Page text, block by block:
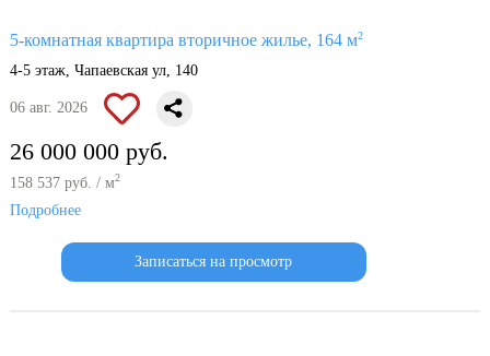
5-комнатная квартира вторичное жилье, 164 м2
4-5 этаж, Чапаевская ул, 140
06 авг. 2026
26 000 000 руб.
158 537 руб. / м2
Подробнее
Записаться на просмотр